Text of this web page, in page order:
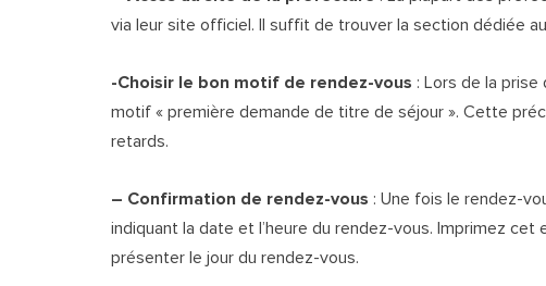
via leur site officiel. Il suffit de trouver la section dédiée
-Choisir le bon motif de rendez-vous : Lors de la
motif « première demande de titre de séjour ». Cette
retards.
– Confirmation de rendez-vous : Une fois le rendez-
indiquant la date et l’heure du rendez-vous. Imprimez
présenter le jour du rendez-vous.